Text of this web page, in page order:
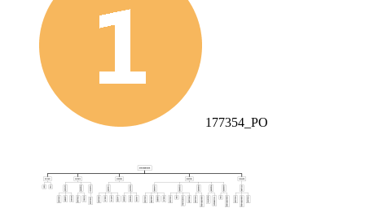
177354_PO